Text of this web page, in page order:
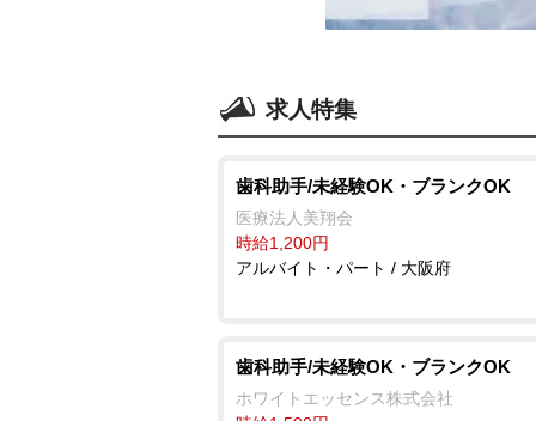
求人特集
歯科助手/未経験OK・ブランクOK
医療法人美翔会
時給1,200円
アルバイト・パート / 大阪府
歯科助手/未経験OK・ブランクOK
ホワイトエッセンス株式会社